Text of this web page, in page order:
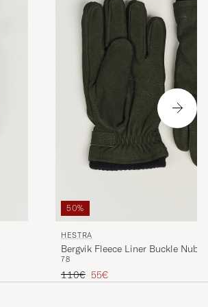
50%
HESTRA
Bergvik Fleece Liner Buckle
Green
78
Regulärer Preis
110€ Reduzierter Preis
55€